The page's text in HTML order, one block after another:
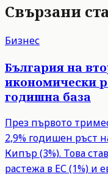
Свързани
Бизнес
България на
икономически
годишна база
През първото
2,9% годишен ръст
Кипър (3%). Това
растежа в ЕС (1%) и